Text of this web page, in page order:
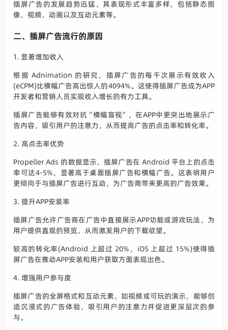
插屏广告的发展趋势迅猛，其表现形式丰富多样，包括静态图
像、视频、动画以及互动元素等。
二、插屏广告流行的原因
1. 显著增加收入
根据 Adnimation 的研究，插屏广告的每千次展示有效收入
(eCPM)比横幅广告高出惊人的4094%。这使得插屏广告成为APP
开发者和营销人员实现收入增长的有力工具。
插屏广告能够有效对抗“横幅盲视”，在APP中更突出地展示广
告内容，吸引用户的注意力，从而提高广告的点击率和转化率。
2. 高点击率优势
Propeller Ads 的数据显示，插屏广告在 Android 平台上的点击
率可达4-5%，显著高于桌面插屏广告和横幅广告。这表明用户
更倾向于与插屏广告进行互动，为广告商带来更高的广告效果。
3. 提升APP安装率
插屏广告允许广告商在广告中直接展示APP功能或游戏玩法，为
用户提供直观的预览，从而激发用户的下载欲望。
较高的转化率(Android 上超过 20%，iOS 上超过 15%)使得插
屏广告在推动APP安装和用户获取方面表现出色。
4. 增强用户参与度
插屏广告的全屏格式和互动元素，如视频或可玩的演示，能够创
造沉浸式的广告体验，吸引用户的注意力并促进更深层次的参
与。